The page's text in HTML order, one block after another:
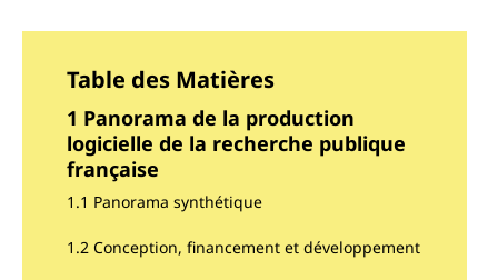
Table des Matières
1 Panorama de la production
logicielle de la recherche publique
française
1.1 Panorama synthétique
1.2 Conception, financement et développement